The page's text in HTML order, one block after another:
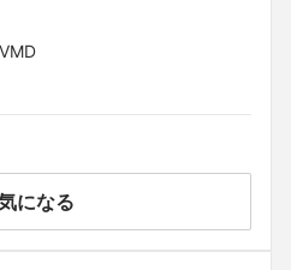
になる